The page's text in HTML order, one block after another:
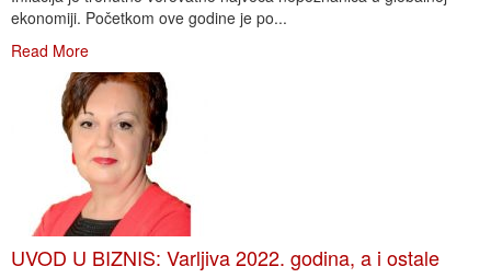
ekonomiji. Početkom ove godine je po...
Read More
UVOD U BIZNIS: Varljiva 2022. godina, a i ostale